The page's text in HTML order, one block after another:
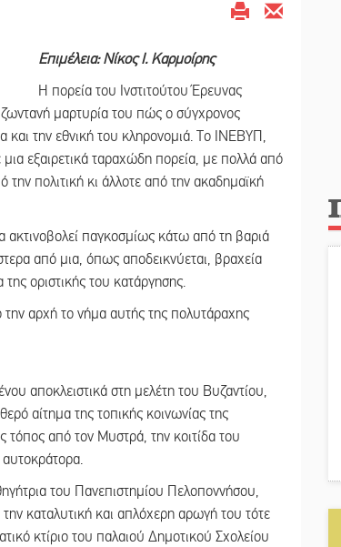
Επιμέλεια: Νίκος Ι. Καρμοίρης
Η πορεία του Ινστιτούτου Έρευνας
μαρτυρία του πώς ο σύγχρονος
και την εθνική του κληρονομιά. Το ΙΝΕΒΥΠ,
εξαιρετικά ταραχώδη πορεία, με πολλά από
πολιτική κι άλλοτε από την ακαδημαϊκή
ακτινοβολεί παγκοσμίως κάτω από τη βαριά
από μια, όπως αποδεικνύεται, βραχεία
οριστικής του κατάργησης.
την αρχή το νήμα αυτής της πολυτάραχης
αποκλειστικά στη μελέτη του Βυζαντίου,
αίτημα της τοπικής κοινωνίας της
από τον Μυστρά, την κοιτίδα του
του Πανεπιστημίου Πελοποννήσου,
καταλυτική και απλόχερη αρωγή του τότε
κτίριο του παλαιού Δημοτικού Σχολείου